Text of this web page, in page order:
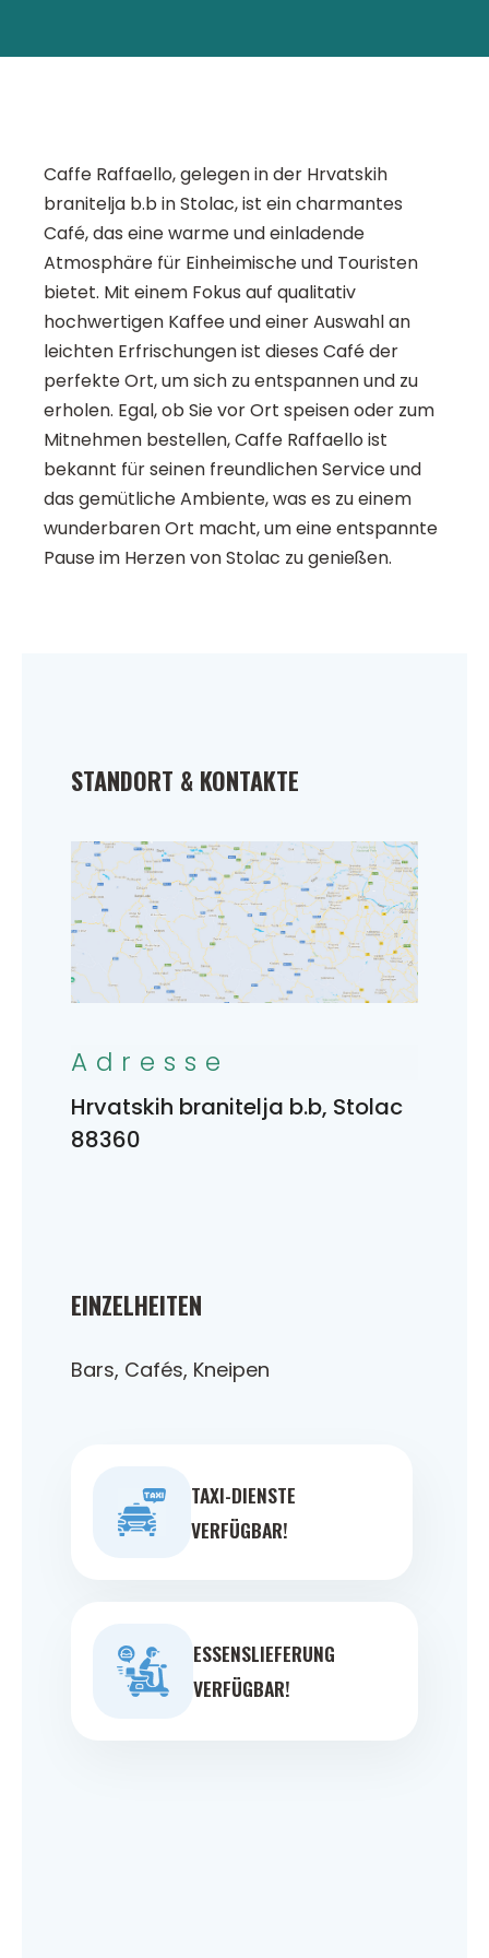
Caffe Raffaello, gelegen in der Hrvatskih
branitelja b.b in Stolac, ist ein charmantes
Café, das eine warme und einladende
Atmosphäre für Einheimische und Touristen
bietet. Mit einem Fokus auf qualitativ
hochwertigen Kaffee und einer Auswahl an
leichten Erfrischungen ist dieses Café der
perfekte Ort, um sich zu entspannen und zu
erholen. Egal, ob Sie vor Ort speisen oder zum
Mitnehmen bestellen, Caffe Raffaello ist
bekannt für seinen freundlichen Service und
das gemütliche Ambiente, was es zu einem
wunderbaren Ort macht, um eine entspannte
Pause im Herzen von Stolac zu genießen.
EINZELHEITEN
Bars, Cafés, Kneipen
TAXI-DIENSTE
VERFÜGBAR!
ESSENSLIEFERUNG
VERFÜGBAR!
STANDORT & KONTAKTE
Adresse
Hrvatskih branitelja b.b, Stolac
88360